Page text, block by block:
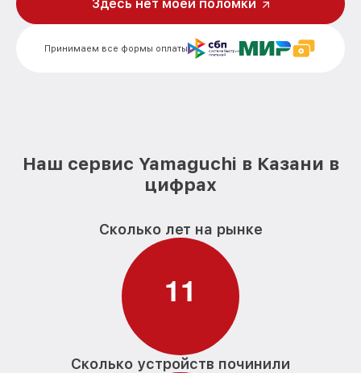
Принимаем все формы оплаты
Здесь нет моей поломки
Наш сервис Yamaguchi в Казани в
цифрах
Сколько лет на рынке
11
Сколько устройств починили